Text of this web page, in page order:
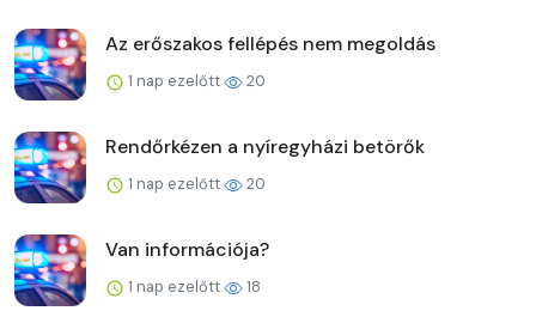
Az erőszakos fellépés nem megoldás
1 nap ezelőtt 20
Rendőrkézen a nyíregyházi betörők
1 nap ezelőtt 20
Van információja?
1 nap ezelőtt 18